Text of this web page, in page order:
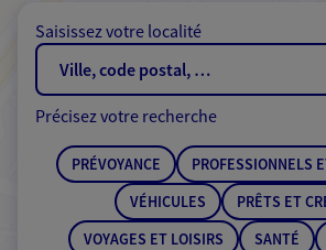
de
Saisissez votre localité
Précisez votre recherche
PRÉVOYANCE
PROFESSIONNELS
VÉHICULES
PRÊTS ET
VOYAGES ET LOISIRS
SANTÉ